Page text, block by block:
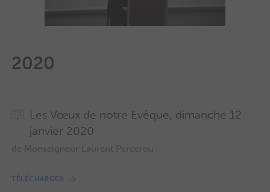
2020
Les Vœux de notre Evêque, dimanche 12
janvier 2020
de Monseigneur Laurent Percerou
TÉLÉCHARGER